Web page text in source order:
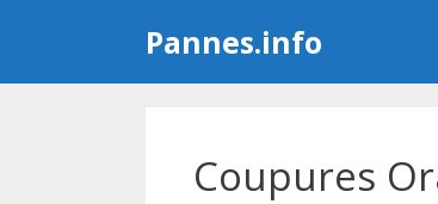
Pannes.info
Coupures